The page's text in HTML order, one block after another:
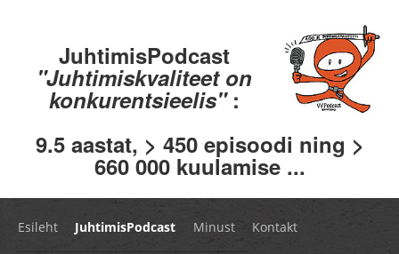
JuhtimisPodcast
"Juhtimiskvaliteet on
konkurentsieelis" :
9.5 aastat, > 450 episoodi ning >
660 000 kuulamise ...
Esileht JuhtimisPodcast Minust Kontakt